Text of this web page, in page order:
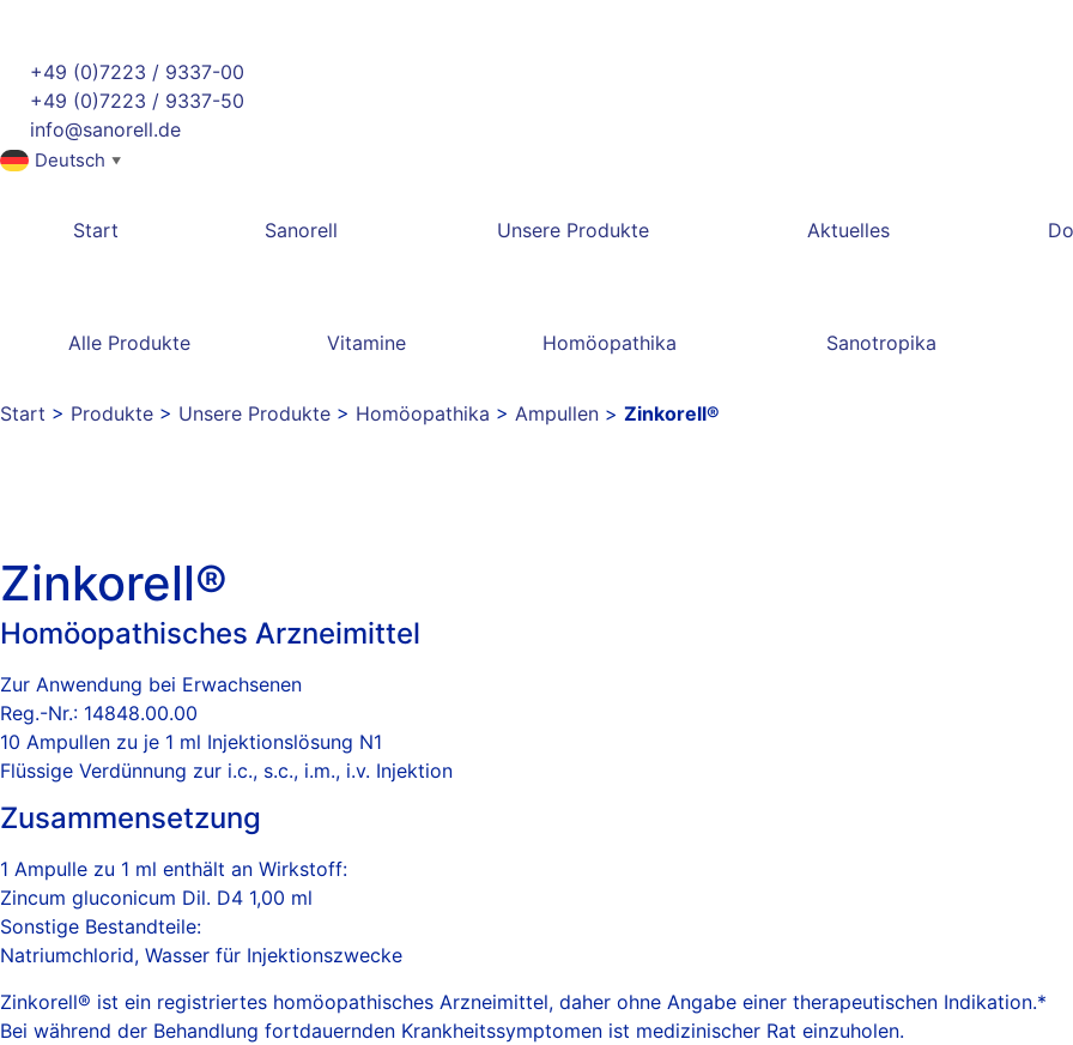
+49 (0)7223 / 9337-00
+49 (0)7223 / 9337-50
info@sanorell.de
Deutsch ▼
Start Sanorell Unsere Produkte Aktuelles
Alle Produkte Vitamine Homöopathika Sanotropika
Start > Produkte > Unsere Produkte > Homöopathika > Ampullen > Zinkorell®
Zinkorell®
Homöopathisches Arzneimittel
Zur Anwendung bei Erwachsenen
Reg.-Nr.: 14848.00.00
10 Ampullen zu je 1 ml Injektionslösung N1
Flüssige Verdünnung zur i.c., s.c., i.m., i.v. Injektion
Zusammensetzung
1 Ampulle zu 1 ml enthält an Wirkstoff:
Zincum gluconicum Dil. D4 1,00 ml
Sonstige Bestandteile:
Natriumchlorid, Wasser für Injektionszwecke
Zinkorell® ist ein registriertes homöopathisches Arzneimittel, daher ohne Angabe einer therapeutischen Indikation.*
Bei während der Behandlung fortdauernden Krankheitssymptomen ist medizinischer Rat einzuholen.